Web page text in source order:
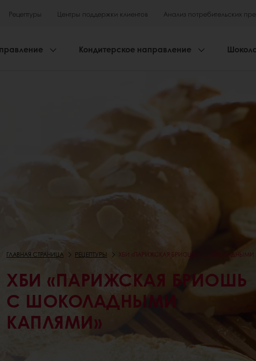
Рецептуры Центры поддержки клиентов Анализ потребительских
Кондитерское направление
ГЛАВНАЯ СТРАНИЦА РЕЦЕПТУРЫ ХБИ «ПАРИЖСКАЯ БРИОШЬ С ШОКОЛАДНЫМИ
ХБИ «ПАРИЖСКАЯ БРИОШЬ
С ШОКОЛАДНЫМИ
КАПЛЯМИ»